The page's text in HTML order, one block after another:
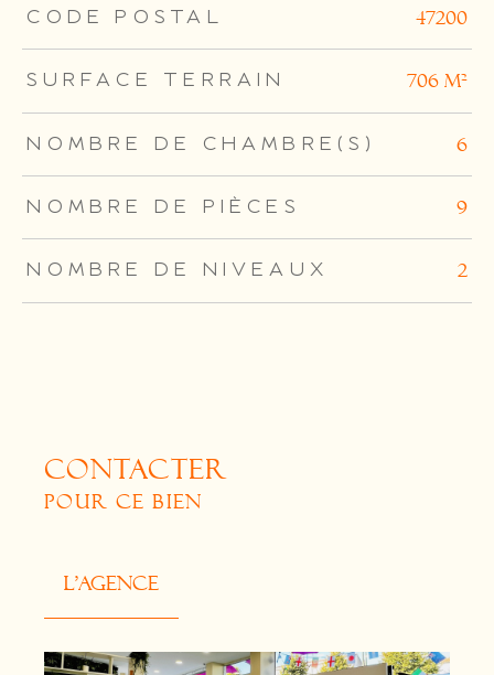
TRAD_ZEPHYR_Caracteristique TRAD_ZEPHYR_Valeurs
CODE POSTAL 47200
SURFACE TERRAIN 706 m²
NOMBRE DE CHAMBRE(S) 6
NOMBRE DE PIÈCES 9
NOMBRE DE NIVEAUX 2
CONTACTER
POUR CE BIEN
L'agence